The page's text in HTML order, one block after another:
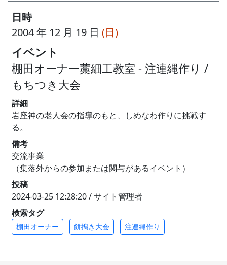
日時
2004 年 12 月 19 日 (日)
イベント
棚田オーナー藁細工教室 - 注連縄作り /
もちつき大会
詳細
岩座神の老人会の指導のもと、しめなわ作りに挑戦す
る。
備考
交流事業
（集落外からの参加または関与があるイベント）
投稿
2024-03-25 12:28:20 / サイト管理者
検索タグ
棚田オーナー 餅搗き大会 注連縄作り